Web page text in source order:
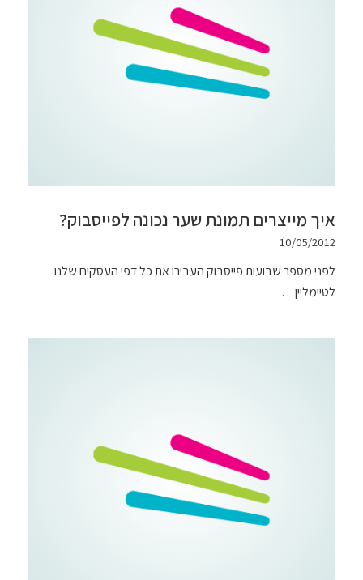
איך מייצרים תמונת שער נכונה לפייסבוק?
10/05/2012
לפני מספר שבועות פייסבוק העבירו את כל דפי העסקים שלנו
לטיימליין…